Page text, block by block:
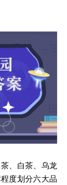
、白茶、乌龙
度划分六大品